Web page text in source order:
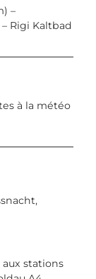
–
Rigi Kaltbad
à la météo
stations